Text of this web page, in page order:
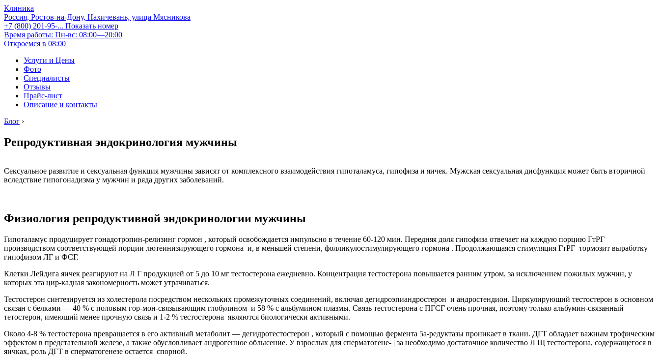
Клиника
Россия, Ростов-на-Дону, Нахичевань, улица Мясникова
+7 (800) 201-95-... Показать номер
Время работы: Пн-вс: 08:00—20:00
Откроемся в 08:00
Услуги и Цены
Фото
Специалисты
Отзывы
Прайс-лист
Описание и контакты
Блог ›
Репродуктивная эндокринология мужчины
Сексуальное развитие и сексуальная функция мужчины зависят от комплексного взаимодействия гипоталамуса, гипофиза и яичек. Мужская сексуальная дисфункция может быть вторичной
вследствие гипогонадизма у мужчин и ряда других заболеваний.
Физиология репродуктивной эндокринологии мужчины
Гипоталамус продуцирует гонадотропин-релизинг гормон , который освобождается импульсно в течение 60-120 мин. Передняя доля гипофиза отвечает на каждую порцию ГтРГ
производством соответствующей порции лютеинизирующего гормона и, в меньшей степени, фолликулостимулирующего гормона . Продолжающаяся стимуляция ГтРГ тормозит выработку
гипофизом ЛГ и ФСГ.
Клетки Лейдига яичек реагируют на Л Г продукцией от 5 до 10 мг тестостерона ежедневно. Концентрация тестостерона повышается ранним утром, за исключением пожилых мужчин, у
которых эта цир-кадная закономерность может утрачиваться.
Тестостерон синтезируется из холестерола посредством нескольких промежуточных соединений, включая дегидроэпиандростерон и андростендион. Циркулирующий тестостерон в основном
связан с белками — 40 % с половым гор-мон-связывающим глобулином и 58 % с альбумином плазмы. Связь тестостерона с ПГСГ очень прочная, поэтому только альбумин-связанный
тетостерон, имеющий менее прочную связь и 1-2 % тестостерона являются биологически активными.
Около 4-8 % тестостерона превращается в его активный метаболит — дегидротестостерон , который с помощью фермента 5а-редуктазы проникает в ткани. ДГТ обладает важным трофическим
эффектом в предстательной железе, а также обусловливает андрогенное облысение. У взрослых для сперматогене- | за необходимо достаточное количество Л Щ тестостерона, содержащегося в
яичках, роль ДГТ в сперматогенезе остается спорной.